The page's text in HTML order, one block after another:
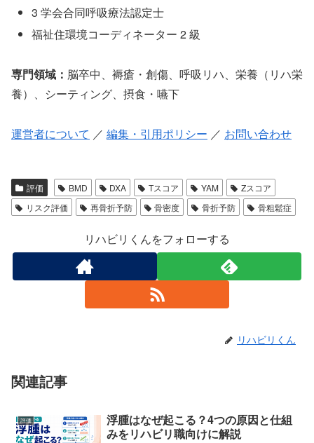
3 学会合同呼吸療法認定士
福祉住環境コーディネーター 2 級
専門領域： 脳卒中、褥瘡・創傷、呼吸リハ、栄養（リハ栄
養）、シーティング、摂食・嚥下
運営者について ／ 編集・引用ポリシー ／ お問い合わせ
評価 BMD DXA Tスコア YAM
Zスコア
リスク評価
再骨折予防 骨密度 骨折予防 骨粗鬆症
リハビリくんをフォローする
リハビリくん
関連記事
評価
浮腫はなぜ起こる？4つの原因と仕組
みをリハビリ職向けに解説